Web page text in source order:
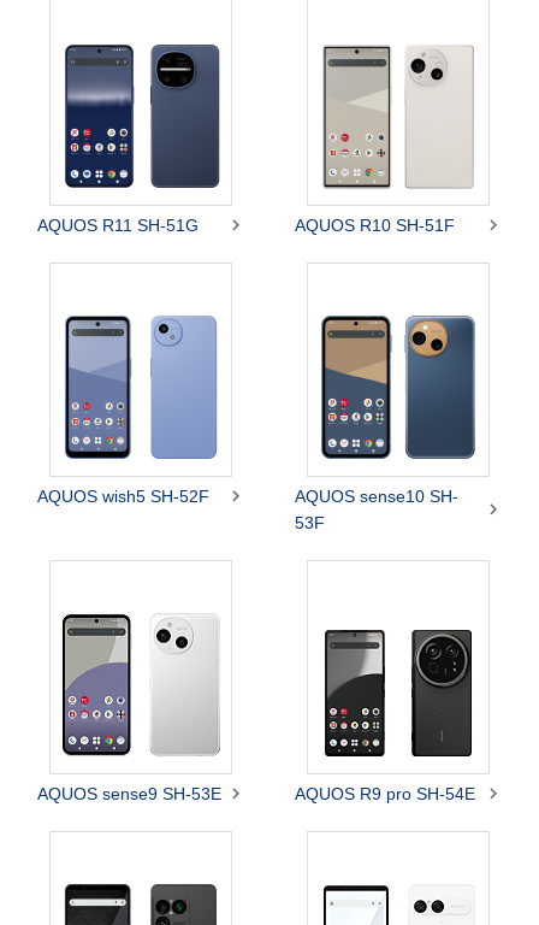
AQUOS R11 SH-51G  AQUOS R10 SH-51F 
AQUOS wish5 SH-52F 
AQUOS sense10 SH-
53F

AQUOS sense9 SH-53E  AQUOS R9 pro SH-54E 